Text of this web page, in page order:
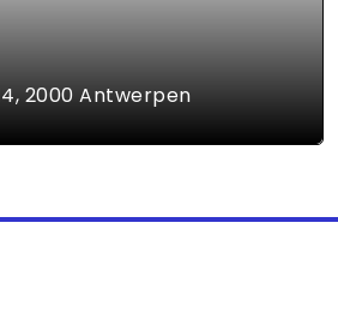
2000 Antwerpen